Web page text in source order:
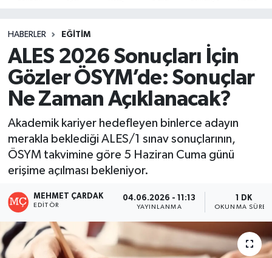
HABERLER EĞITIM
ALES 2026 Sonuçları İçin
Gözler ÖSYM’de: Sonuçlar
Ne Zaman Açıklanacak?
Akademik kariyer hedefleyen binlerce adayın
merakla beklediği ALES/1 sınav sonuçlarının,
ÖSYM takvimine göre 5 Haziran Cuma günü
erişime açılması bekleniyor.
MEHMET ÇARDAK
EDITÖR
04.06.2026 - 11:13
YAYINLANMA
1 DK
OKUNMA
SPOR
RESMİ İLANLAR
Son Dakika Haberleri
Haber Arşivi